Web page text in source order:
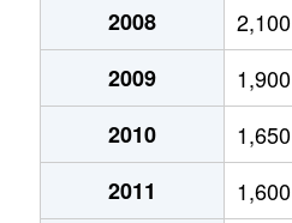
生玉寺町
1,700万円
生玉寺町
1,500万円
生玉寺町
1,800万円
2008
2,100
2009
1,900
2010
1,650
2011
1,600